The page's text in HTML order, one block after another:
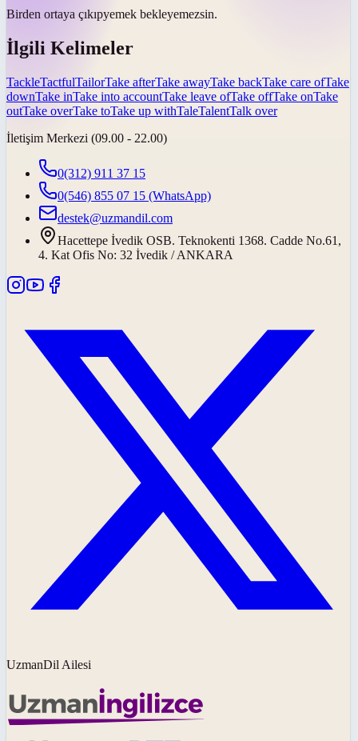
Birden ortaya çıkıpyemek bekleyemezsin.
İlgili Kelimeler
TackleTactfulTailorTake afterTake awayTake backTake care ofTake
downTake inTake into accountTake leave ofTake offTake onTake
outTake overTake toTake up withTaleTalentTalk over
İletişim Merkezi (09.00 - 22.00)
0(312) 911 37 15
0(546) 855 07 15 (WhatsApp)
destek@uzmandil.com
Hacettepe İvedik OSB. Teknokenti 1368. Cadde No.61,
4. Kat Ofis No: 32 İvedik / ANKARA
UzmanDil Ailesi